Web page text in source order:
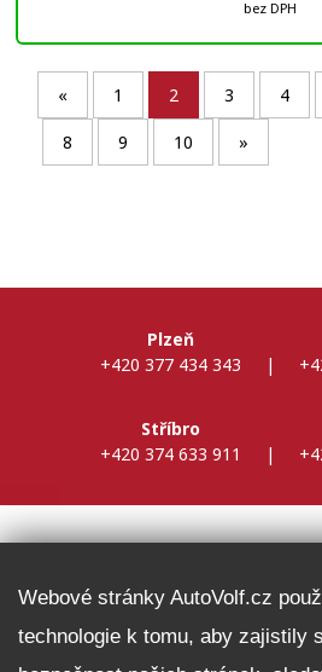
bez DPH
« 1 2 3 4
8 9 10 »
Plzeň
+420 377 434 343
|
Stříbro
+420 374 633 911
|
Fleet program
Webové stránky AutoVolf.cz
technologie k tomu, aby zajistily